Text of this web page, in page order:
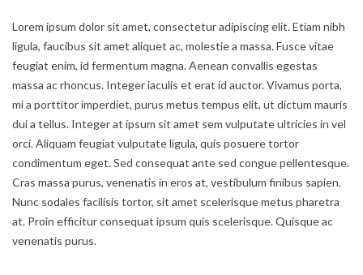
Lorem ipsum dolor sit amet, consectetur adipiscing elit. Etiam nibh
ligula, faucibus sit amet aliquet ac, molestie a massa. Fusce vitae
feugiat enim, id fermentum magna. Aenean convallis egestas
massa ac rhoncus. Integer iaculis et erat id auctor. Vivamus porta,
mi a porttitor imperdiet, purus metus tempus elit, ut dictum mauris
dui a tellus. Integer at ipsum sit amet sem vulputate ultricies in vel
orci. Aliquam feugiat vulputate ligula, quis posuere tortor
condimentum eget. Sed consequat ante sed congue pellentesque.
Cras massa purus, venenatis in eros at, vestibulum finibus sapien.
Nunc sodales facilisis tortor, sit amet scelerisque metus pharetra
at. Proin efficitur consequat ipsum quis scelerisque. Quisque ac
venenatis purus.